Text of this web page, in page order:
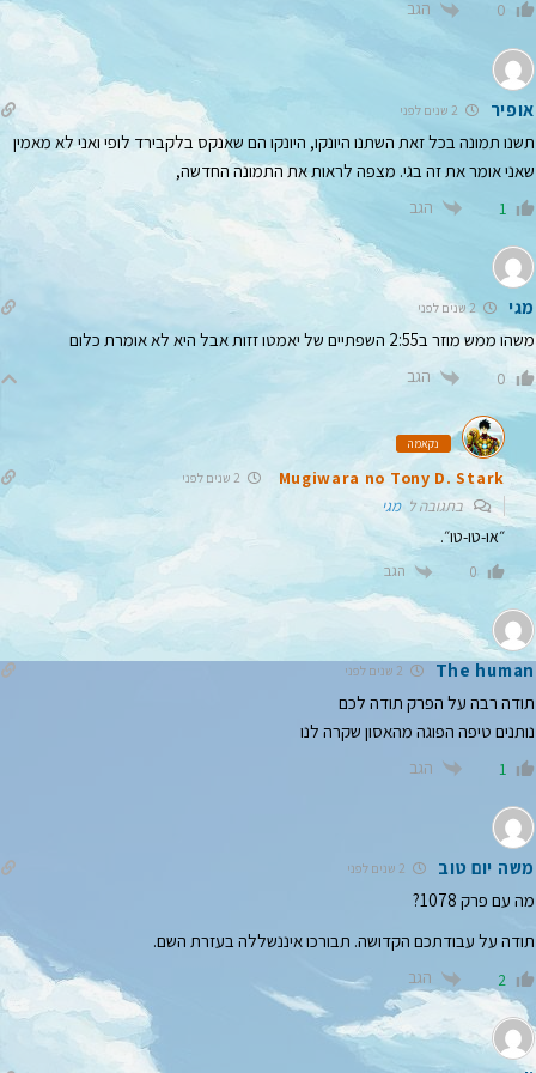
0 הגב
אופיר
תשנו תמונה בכל זאת השתנו היונקו, היונקו הם שאנקס בלקבירד לופי ואני לא מאמין
שאני אומר את זה בגי. מצפה לראות את התמונה החדשה,
1 הגב
מגי
משהו ממש מוזר ב2:55 השפתיים של יאמטו זזות אבל היא לא אומרת כלום
0 הגב
נקאמה
Mugiwara no Tony D. Stark
בתגובה למגי
״או-טו-טו״.
0 הגב
The human
תודה רבה על הפרק תודה לכם
נותנים טיפה הפוגה מהאסון שקרה לנו
1 הגב
משה יום טוב
מה עם פרק 1078?
תודה על עבודתכם הקדושה. תבורכו איננשללה בעזרת השם.
2 הגב